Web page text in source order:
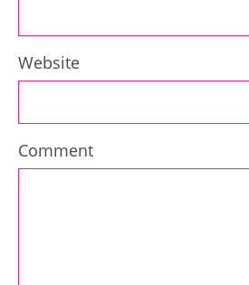
Website
Comment